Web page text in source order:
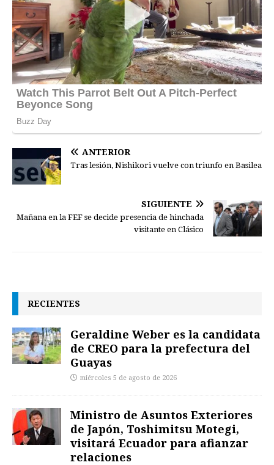
ANTERIOR
Tras lesión, Nishikori vuelve con triunfo en Basilea
SIGUIENTE
Mañana en la FEF se decide presencia de hinchada
visitante en Clásico
RECIENTES
Geraldine Weber es la candidata
de CREO para la prefectura del
Guayas
miércoles 5 de agosto de 2026
Ministro de Asuntos Exteriores
de Japón, Toshimitsu Motegi,
visitará Ecuador para afianzar
relaciones